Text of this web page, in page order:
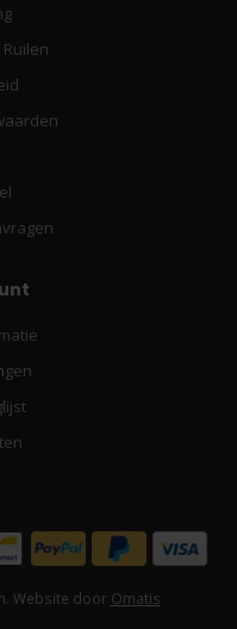
Website door Omatis